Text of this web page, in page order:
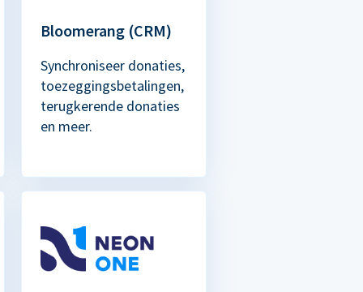
Bloomerang (CRM)
Synchroniseer donaties,
toezeggingsbetalingen,
terugkerende donaties
en meer.